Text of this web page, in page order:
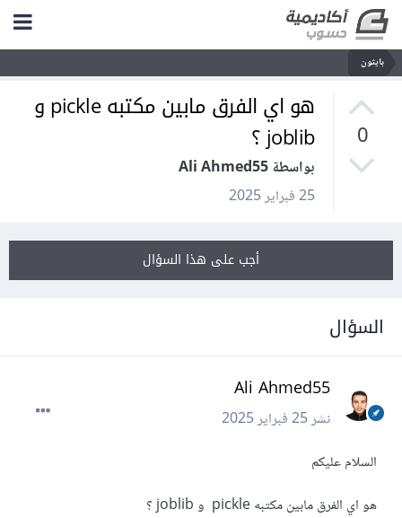
بايثون
0
هو اي الفرق مابين مكتبه pickle و
joblib ؟
بواسطة Ali Ahmed55
25 فبراير 2025
أجب على هذا السؤال
السؤال
Ali Ahmed55
نشر25 فبراير 2025
السلام عليكم
هو اي الفرق مابين مكتبه pickle و joblib ؟